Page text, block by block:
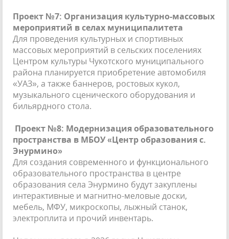
Проект №7: Организация культурно-массовых
мероприятий в селах муниципалитета
Для проведения культурных и спортивных
массовых мероприятий в сельских поселениях
Центром культуры Чукотского муниципального
района планируется приобретение автомобиля
«УАЗ», а также баннеров, ростовых кукол,
музыкального сценического оборудования и
бильярдного стола.
Проект №8: Модернизация образовательного
пространства в МБОУ «Центр образования с.
Энурмино»
Для создания современного и функционального
образовательного пространства в центре
образования села Энурмино будут закуплены
интерактивные и магнитно-меловые доски,
мебель, МФУ, микроскопы, лыжный станок,
электроплита и прочий инвентарь.